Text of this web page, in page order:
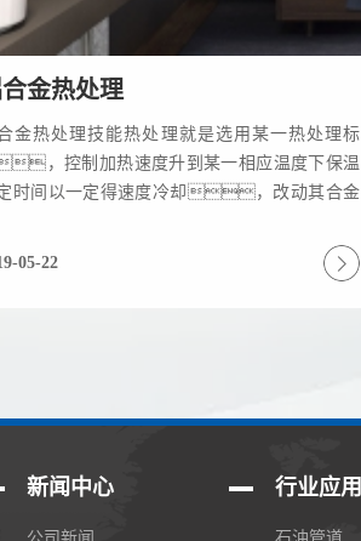
金热处理
金热处理技能热处理就是选用某一热处理标
，控制加热速度升到某一相应温度下保温
时间以一定得速度冷却，改动其合金
05-22
新闻中心 行业应用